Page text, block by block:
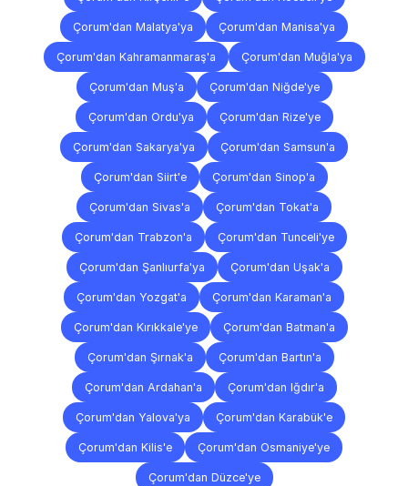
Çorum'dan Malatya'ya Çorum'dan Manisa'ya
Çorum'dan Kahramanmaraş'a Çorum'dan Muğla'ya
Çorum'dan Muş'a Çorum'dan Niğde'ye
Çorum'dan Ordu'ya Çorum'dan Rize'ye
Çorum'dan Sakarya'ya Çorum'dan Samsun'a
Çorum'dan Siirt'e Çorum'dan Sinop'a
Çorum'dan Sivas'a Çorum'dan Tokat'a
Çorum'dan Trabzon'a Çorum'dan Tunceli'ye
Çorum'dan Şanlıurfa'ya Çorum'dan Uşak'a
Çorum'dan Yozgat'a Çorum'dan Karaman'a
Çorum'dan Kırıkkale'ye Çorum'dan Batman'a
Çorum'dan Şırnak'a Çorum'dan Bartın'a
Çorum'dan Ardahan'a Çorum'dan Iğdır'a
Çorum'dan Yalova'ya Çorum'dan Karabük'e
Çorum'dan Kilis'e Çorum'dan Osmaniye'ye
Çorum'dan Düzce'ye